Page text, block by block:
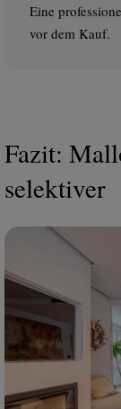
Eine
vor dem Kauf.
Fazit:
selektiver